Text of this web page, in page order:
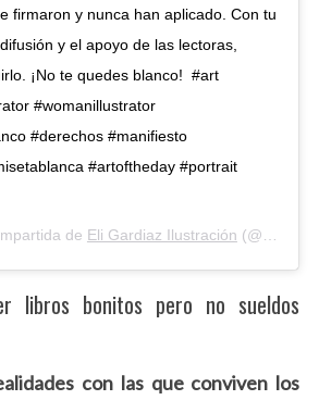
firmaron y nunca han aplicado. Con tu
y el apoyo de las lectoras,
¡No te quedes blanco! ‬ #art
#womanillustrator
#derechos #manifiesto
#artoftheday #portrait
de Eli Gardiaz Ilustración (@eligardiaz) el
libros bonitos pero no sueldos
con las que conviven los